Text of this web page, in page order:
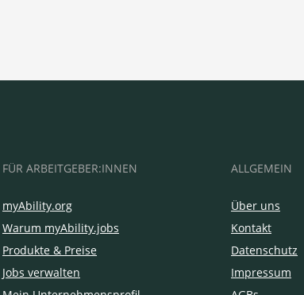
FÜR ARBEITGEBER:INNEN
myAbility.org
Warum myAbility.jobs
Produkte & Preise
Jobs verwalten
ALLGEMEIN
Über uns
Kontakt
Datenschutz
Impressum